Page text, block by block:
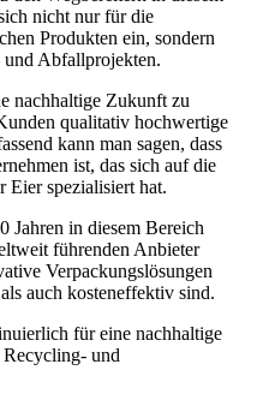
nicht nur für die
Produkten ein, sondern
Abfallprojekten.
nachhaltige Zukunft zu
qualitativ hochwertige
kann man sagen, dass
ist, das sich auf die
Eier spezialisiert hat.
Jahren in diesem Bereich
führenden Anbieter
Verpackungslösungen
auch kosteneffektiv sind.
für eine nachhaltige
und